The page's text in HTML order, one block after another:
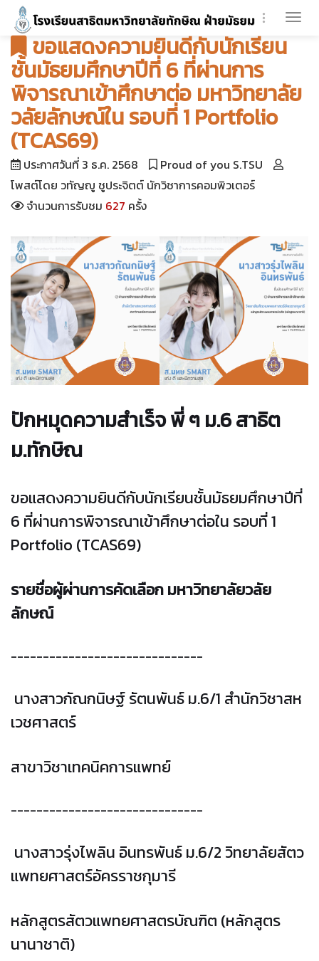
ขอแสดงความยินดีกับนักเรียน
ชั้นมัธยมศึกษาปีที่ 6 ที่ผ่านการ
พิจารณาเข้าศึกษาต่อ มหาวิทยาลัย
วลัยลักษณ์ใน รอบที่ 1 Portfolio
(TCAS69)
ประกาศวันที่ 3 ธ.ค. 2568
Proud of you S.TSU
โพสต์โดย วทัญญู ชูประจิตต์ นักวิชาการคอมพิวเตอร์
จำนวนการรับชม 627 ครั้ง
ปักหมุดความสำเร็จ พี่ ๆ ม.6 สาธิต
ม.ทักษิณ
ขอแสดงความยินดีกับนักเรียนชั้นมัธยมศึกษาปีที่
6 ที่ผ่านการพิจารณาเข้าศึกษาต่อใน รอบที่ 1
Portfolio (TCAS69)
รายชื่อผู้ผ่านการคัดเลือก มหาวิทยาลัยวลัย
ลักษณ์
------------------------------
นางสาวกัณกนิษฐ์ รัตนพันธ์ ม.6/1 สํานักวิชาสห
เวชศาสตร์
สาขาวิชาเทคนิคการแพทย์
------------------------------
นางสาวรุ่งไพลิน อินทรพันธ์ ม.6/2 วิทยาลัยสัตว
แพทยศาสตร์อัครราชกุมารี
หลักสูตรสัตวแพทยศาสตรบัณฑิต (หลักสูตร
นานาชาติ)